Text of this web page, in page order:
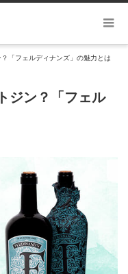
「フェルディナンズ」の魅力とは
ジン？「フェル